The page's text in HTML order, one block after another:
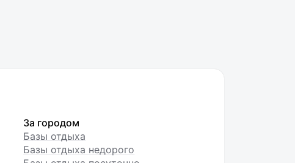
За городом
Базы отдыха
Базы отдыха недорого